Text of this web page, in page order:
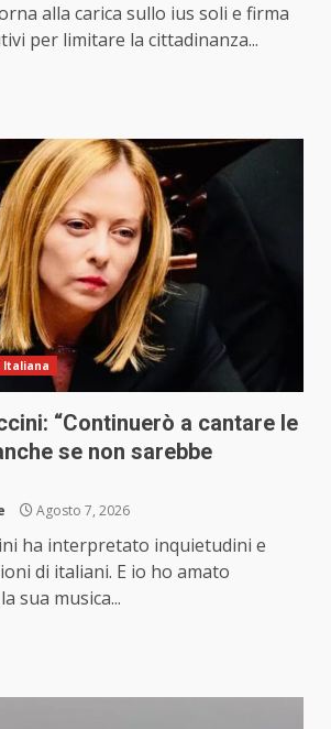
alla carica sullo ius soli e firma
per limitare la cittadinanza...
Italiana
“Continuerò a cantare le
se non sarebbe
Agosto 7, 2026
ha interpretato inquietudini e
di italiani. E io ho amato
sua musica...